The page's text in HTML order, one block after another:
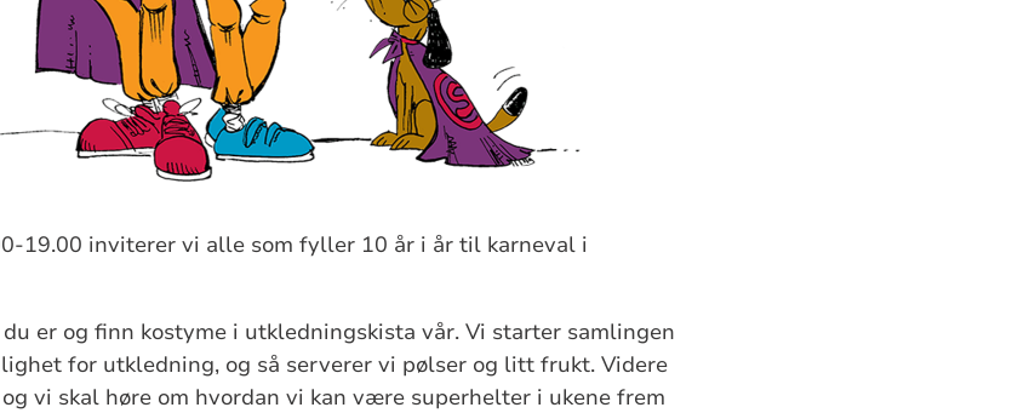
19.00 inviterer vi alle som fyller 10 år i år til karneval i
er og finn kostyme i utkledningskista vår. Vi starter samlingen
for utkledning, og så serverer vi pølser og litt frukt. Videre
vi skal høre om hvordan vi kan være superhelter i ukene frem